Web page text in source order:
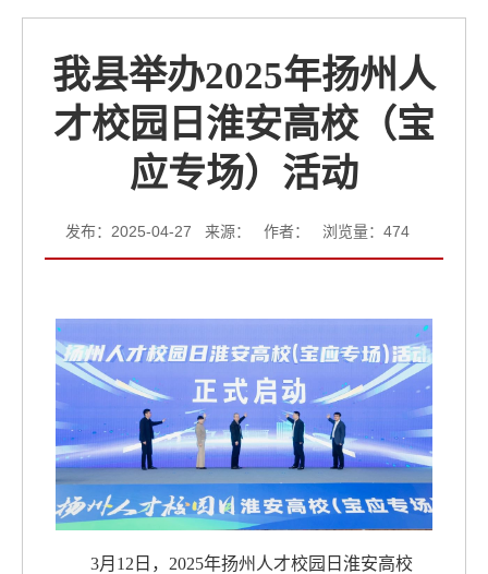
我县举办2025年扬州人
才校园日淮安高校（宝
应专场）活动
发布：2025-04-27 来源： 作者： 浏览量： 474
3月12日，2025年扬州人才校园日淮安高校